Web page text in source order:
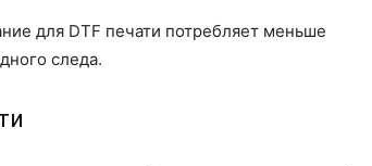
для DTF печати потребляет меньше
следа.